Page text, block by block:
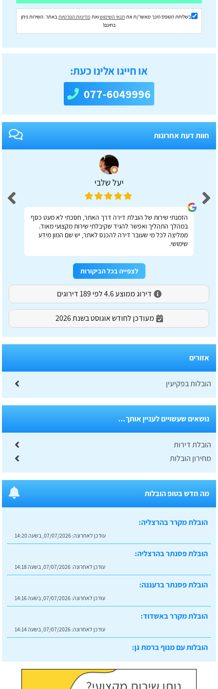
בשליחת הטופס הינך מאשר/ת את תנאי השימושואת מדיניות הפרטיות באתר. השירות ניתן
בחינם!
או חייגו אלינו כעת:
077-6049996
חוות דעת אחרונות
יעל שלבי
הזמנתי שירות של הובלת דירה דרך האתר, חסכתי לא מעט כסף
במהלך התהליך ואפשר להגיד שקיבלתי שירות מקצועי מאוד.
ממליצה לכל מי שעובר דירה להכנס לאתר, יש שם המון מידע
שימושי.
לצפייה בכל הביקורות
דירוג ממוצע 4.6 לפי 189 דירוגים
מעודכן לחודש אוגוסט בשנת 2026
אזורים
הובלות בפקיעין
נושאים שעשויים לעניין אותך...
הובלת דירות
מחירון הובלות
מה חדש בטופ הובלות
הובלת מקרר בהרצליה:
עודכן לאחרונה: 07/07/2026, בשעה 14:20
הובלת פסנתר בהרצליה:
עודכן לאחרונה: 07/07/2026, בשעה 14:18
הובלת פסנתר ברעננה:
עודכן לאחרונה: 07/07/2026, בשעה 14:16
הובלת מקרר באשדוד:
עודכן לאחרונה: 07/07/2026, בשעה 14:14
הובלות עם מנוף ברמת גן:
עודכן לאחרונה:07/07/2026, בשעה 14:23